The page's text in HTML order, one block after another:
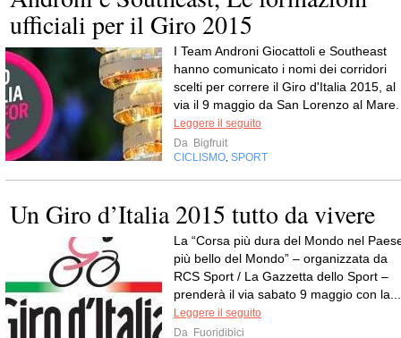
ufficiali per il Giro 2015
I Team Androni Giocattoli e Southeast
hanno comunicato i nomi dei corridori
scelti per correre il Giro d'Italia 2015, al
via il 9 maggio da San Lorenzo al Mare.
Leggere il seguito
Da Bigfruit
CICLISMO SPORT
Un Giro d’Italia 2015 tutto da vivere
La “Corsa più dura del Mondo nel
più bello del Mondo” – organizzata da
RCS Sport / La Gazzetta dello Sport –
prenderà il via sabato 9 maggio con la...
Leggere il seguito
Da Fuoridibici